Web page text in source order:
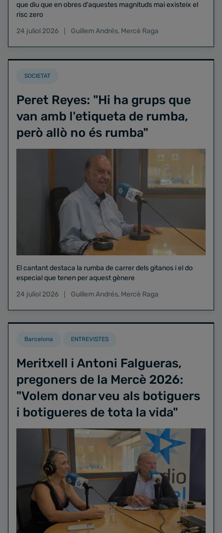
que diu que en obres d'aquestes magnituds mai existeix el
risc zero
24 juliol 2026
Guillem Andrés, Mercè Raga
SOCIETAT
Peret Reyes: "Hi ha grups que
van amb l'etiqueta de rumba,
però allò no és rumba"
El cantant destaca la rumba de carrer dels gitanos i el do
especial que tenen per aquest gènere
24 juliol 2026
Guillem Andrés, Mercè Raga
Barcelona ENTREVISTES
Meritxell i Antoni Falgueras,
pregoners de la Mercè 2026:
"Volem donar veu als botiguers
i botigueres de tota la vida"